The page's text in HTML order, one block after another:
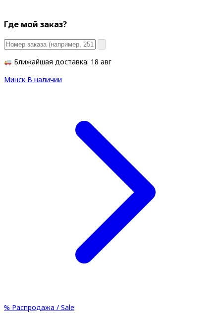
Где мой заказ?
Ближайшая доставка: 18 авг
Минск В наличии
% Распродажа / Sale